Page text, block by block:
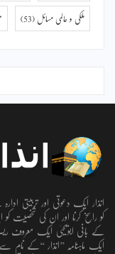
ملکی و عالمی مسائل (53)
انذار ایک دعوتی اور تربیتی
کو راسخ کرنا اور ان کی شخصیت
کے بانی ابویحییٰ ایک معروف
ایک ماہنامہ ’’انذار ‘‘کے